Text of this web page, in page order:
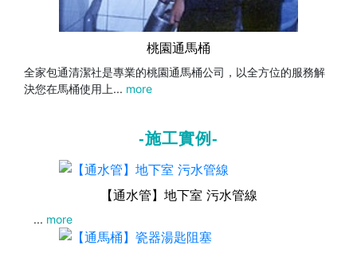
桃園通馬桶
全家包通清潔社是專業的桃園通馬桶公司，以全方位的服務解
決您在馬桶使用上... more
-施工實例-
【通水管】地下室 污水管線
... more